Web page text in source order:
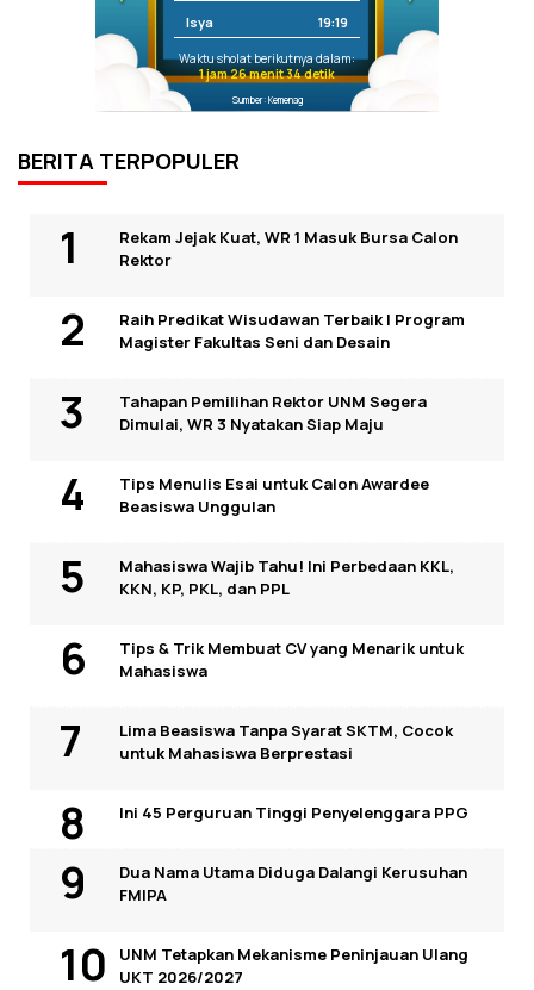
Isya 19:19
Waktu sholat berikutnya dalam:
1 jam 26 menit 33 detik
Sumber: Kemenag
BERITA TERPOPULER
Rekam Jejak Kuat, WR 1 Masuk Bursa Calon
Rektor
Raih Predikat Wisudawan Terbaik I Program
Magister Fakultas Seni dan Desain
Tahapan Pemilihan Rektor UNM Segera
Dimulai, WR 3 Nyatakan Siap Maju
Tips Menulis Esai untuk Calon Awardee
Beasiswa Unggulan
Mahasiswa Wajib Tahu! Ini Perbedaan KKL,
KKN, KP, PKL, dan PPL
Tips & Trik Membuat CV yang Menarik untuk
Mahasiswa
Lima Beasiswa Tanpa Syarat SKTM, Cocok
untuk Mahasiswa Berprestasi
Ini 45 Perguruan Tinggi Penyelenggara PPG
Dua Nama Utama Diduga Dalangi Kerusuhan
FMIPA
UNM Tetapkan Mekanisme Peninjauan Ulang
UKT 2026/2027